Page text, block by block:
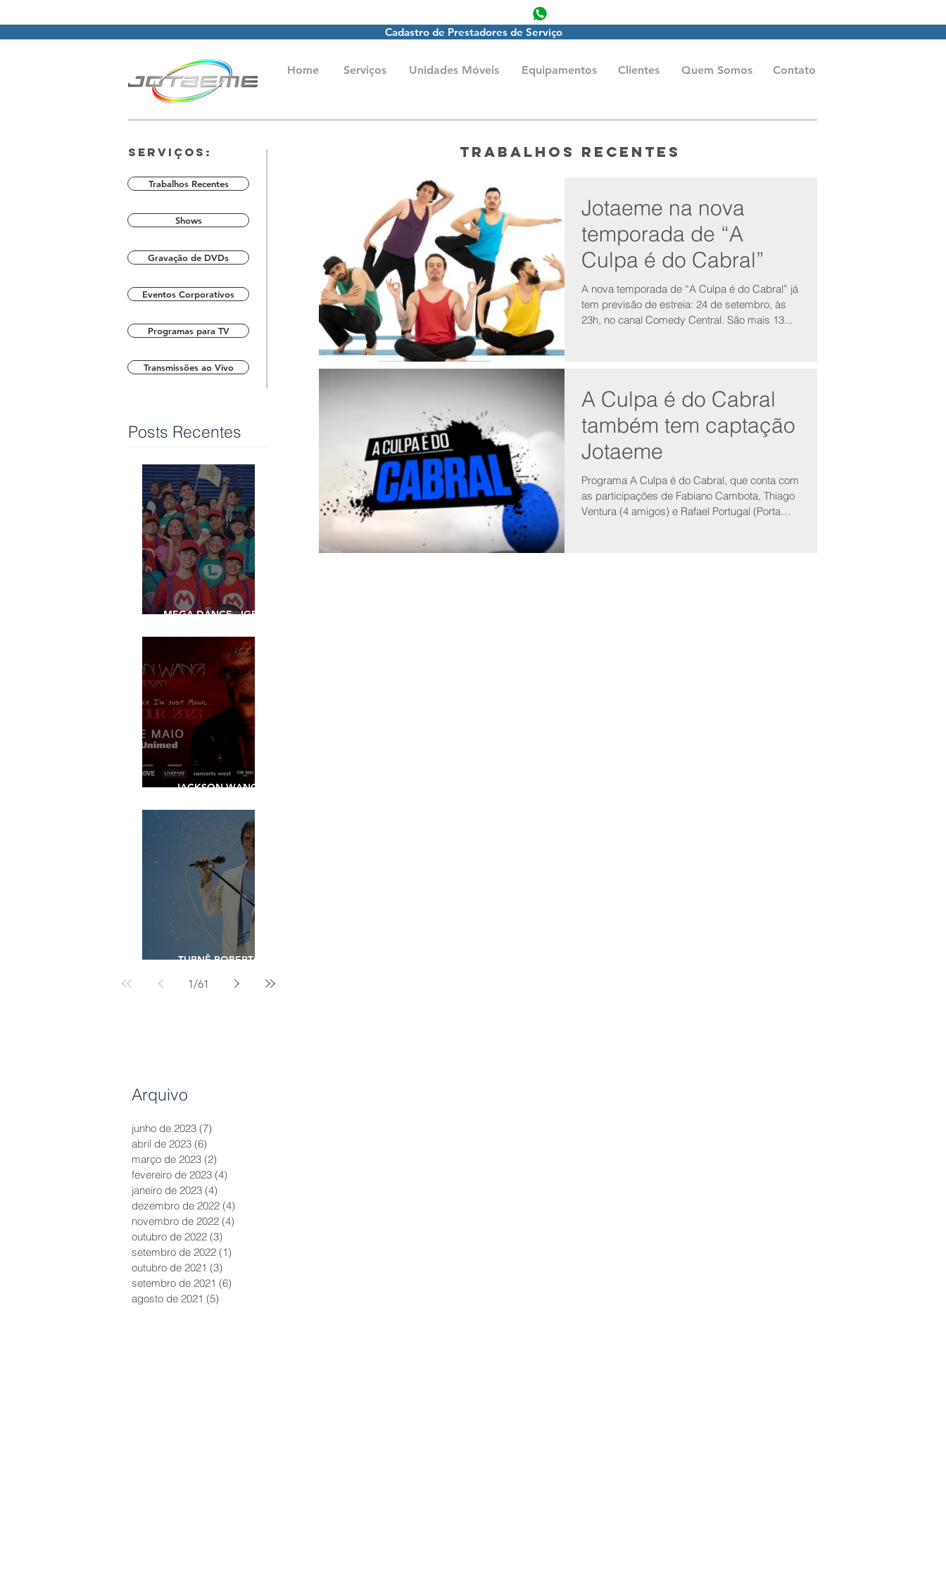
Cadastro de Prestadores de Serviço
Home Serviços Unidades Móveis Equipamentos Clientes Quem Somos Contato
Serviços:
Trabalhos Recentes
Shows
Gravação de DVDs
Eventos Corporativos
Programas para TV
Transmissões ao Vivo
Posts Recentes
MEGA DANCE - IGREJA
JACKSON WANG -
TURNÊ ROBERTO
1/61
Arquivo
junho de 2023 (7)
abril de 2023 (6)
março de 2023 (2)
fevereiro de 2023 (4)
janeiro de 2023 (4)
dezembro de 2022 (4)
novembro de 2022 (4)
outubro de 2022 (3)
setembro de 2022 (1)
outubro de 2021 (3)
setembro de 2021 (6)
agosto de 2021 (5)
Trabalhos Recentes
Jotaeme na nova
temporada de “A
Culpa é do Cabral”
A nova temporada de “A Culpa é do Cabral” já
tem previsão de estreia: 24 de setembro, às
23h, no canal Comedy Central. São mais 13...
A Culpa é do Cabral
também tem captação
Jotaeme
Programa A Culpa é do Cabral, que conta com
as participações de Fabiano Cambota, Thiago
Ventura (4 amigos) e Rafael Portugal (Porta